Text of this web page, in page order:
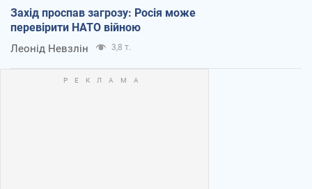
Захід проспав загрозу: Росія може
перевірити НАТО війною
Леонід Невзлін 3,8 т.